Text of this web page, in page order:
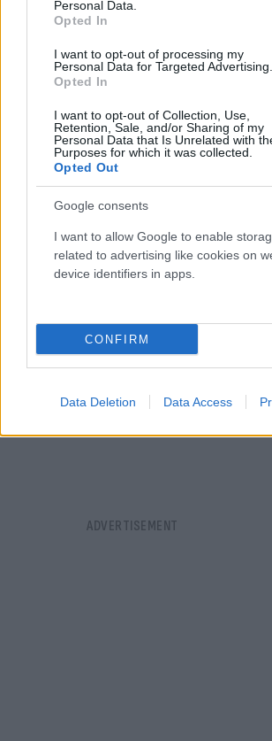
Personal Data.
Opted In
I want to opt-out of processing my
Personal Data for Targeted Advertising.
Opted In
I want to opt-out of Collection, Use,
Retention, Sale, and/or Sharing of my
Personal Data that Is Unrelated with
Purposes for which it was collected.
Opted Out
Google consents
I want to allow Google to enable
related to advertising like cookies on
device identifiers in apps.
CONFIRM
Data Deletion Data Access
Ιωάννα Τούνη: Ο προορισμός που
γιορτάσει τα 33α
09.08.2026